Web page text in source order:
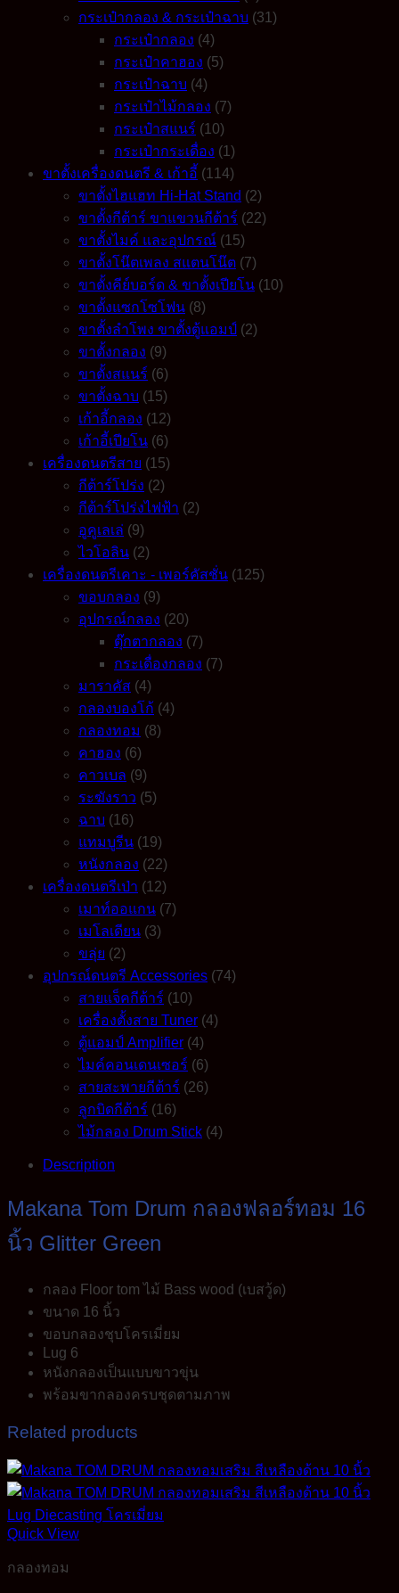
กระเป๋ากลอง & กระเป๋าฉาบ (31)
กระเป๋ากลอง (4)
กระเป๋าคาฮอง (5)
กระเป๋าฉาบ (4)
กระเป๋าไม้กลอง (7)
กระเป๋าสแนร์ (10)
กระเป๋ากระเดื่อง (1)
ขาตั้งเครื่องดนตรี & เก้าอี้ (114)
ขาตั้งไฮแฮท Hi-Hat Stand (2)
ขาตั้งกีต้าร์ ขาแขวนกีต้าร์ (22)
ขาตั้งไมค์ และอุปกรณ์ (15)
ขาตั้งโน๊ตเพลง สแตนโน๊ต (7)
ขาตั้งคีย์บอร์ด & ขาตั้งเปียโน (10)
ขาตั้งแซกโซโฟน (8)
ขาตั้งลำโพง ขาตั้งตู้แอมป์ (2)
ขาตั้งกลอง (9)
ขาตั้งสแนร์ (6)
ขาตั้งฉาบ (15)
เก้าอี้กลอง (12)
เก้าอี้เปียโน (6)
เครื่องดนตรีสาย (15)
กีต้าร์โปร่ง (2)
กีต้าร์โปร่งไฟฟ้า (2)
อูคูเลเล่ (9)
ไวโอลิน (2)
เครื่องดนตรีเคาะ - เพอร์คัสชั่น (125)
ขอบกลอง (9)
อุปกรณ์กลอง (20)
ตุ๊กตากลอง (7)
กระเดื่องกลอง (7)
มาราคัส (4)
กลองบองโก้ (4)
กลองทอม (8)
คาฮอง (6)
คาวเบล (9)
ระฆังราว (5)
ฉาบ (16)
แทมบูรีน (19)
หนังกลอง (22)
เครื่องดนตรีเป่า (12)
เมาท์ออแกน (7)
เมโลเดียน (3)
ขลุ่ย (2)
อุปกรณ์ดนตรี Accessories (74)
สายแจ็คกีต้าร์ (10)
เครื่องตั้งสาย Tuner (4)
ตู้แอมป์ Amplifier (4)
ไมค์คอนเดนเซอร์ (6)
สายสะพายกีต้าร์ (26)
ลูกบิดกีต้าร์ (16)
ไม้กลอง Drum Stick (4)
Description
Makana Tom Drum กลองฟลอร์ทอม 16
นิ้ว Glitter Green
กลอง Floor tom ไม้ Bass wood (เบสวู้ด)
ขนาด 16 นิ้ว
ขอบกลองชุบโครเมี่ยม
Lug 6
หนังกลองเป็นแบบขาวขุ่น
พร้อมขากลองครบชุดตามภาพ
Related products
Quick View
กลองทอม